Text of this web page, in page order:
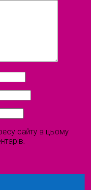
сайту в цьому